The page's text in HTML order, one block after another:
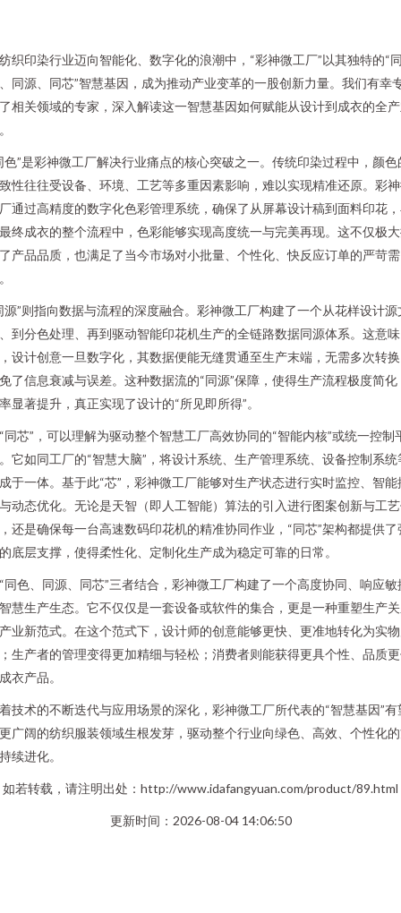
织印染行业迈向智能化、数字化的浪潮中，“彩神微工厂”以其独特的“
同源、同芯”智慧基因，成为推动产业变革的一股创新力量。我们有幸
相关领域的专家，深入解读这一智慧基因如何赋能从设计到成衣的全
色”是彩神微工厂解决行业痛点的核心突破之一。传统印染过程中，颜色
性往往受设备、环境、工艺等多重因素影响，难以实现精准还原。彩
通过高精度的数字化色彩管理系统，确保了从屏幕设计稿到面料印花
终成衣的整个流程中，色彩能够实现高度统一与完美再现。这不仅极
产品品质，也满足了当今市场对小批量、个性化、快反应订单的严苛需
源”则指向数据与流程的深度融合。彩神微工厂构建了一个从花样设计源
到分色处理、再到驱动智能印花机生产的全链路数据同源体系。这意味
设计创意一旦数字化，其数据便能无缝贯通至生产末端，无需多次转
了信息衰减与误差。这种数据流的“同源”保障，使得生产流程极度简化
显著提升，真正实现了设计的“所见即所得”。
同芯”，可以理解为驱动整个智慧工厂高效协同的“智能内核”或统一控制
它如同工厂的“智慧大脑”，将设计系统、生产管理系统、设备控制系统
于一体。基于此“芯”，彩神微工厂能够对生产状态进行实时监控、智能
动态优化。无论是天智（即人工智能）算法的引入进行图案创新与工
还是确保每一台高速数码印花机的精准协同作业，“同芯”架构都提供了
底层支撑，使得柔性化、定制化生产成为稳定可靠的日常。
同色、同源、同芯”三者结合，彩神微工厂构建了一个高度协同、响应敏
慧生产生态。它不仅仅是一套设备或软件的集合，更是一种重塑生产
业新范式。在这个范式下，设计师的创意能够更快、更准地转化为实
生产者的管理变得更加精细与轻松；消费者则能获得更具个性、品质
衣产品。
技术的不断迭代与应用场景的深化，彩神微工厂所代表的“智慧基因”有
广阔的纺织服装领域生根发芽，驱动整个行业向绿色、高效、个性化
续进化。
如若转载，请注明出处：http://www.idafangyuan.com/product/89.html
更新时间：2026-08-04 14:06:50